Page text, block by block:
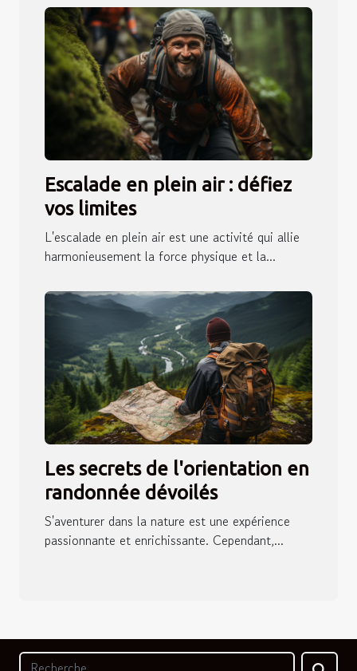
Escalade en plein air : défiez
vos limites
L'escalade en plein air est une activité qui allie
harmonieusement la force physique et la...
Les secrets de l'orientation en
randonnée dévoilés
S'aventurer dans la nature est une expérience
passionnante et enrichissante. Cependant,...